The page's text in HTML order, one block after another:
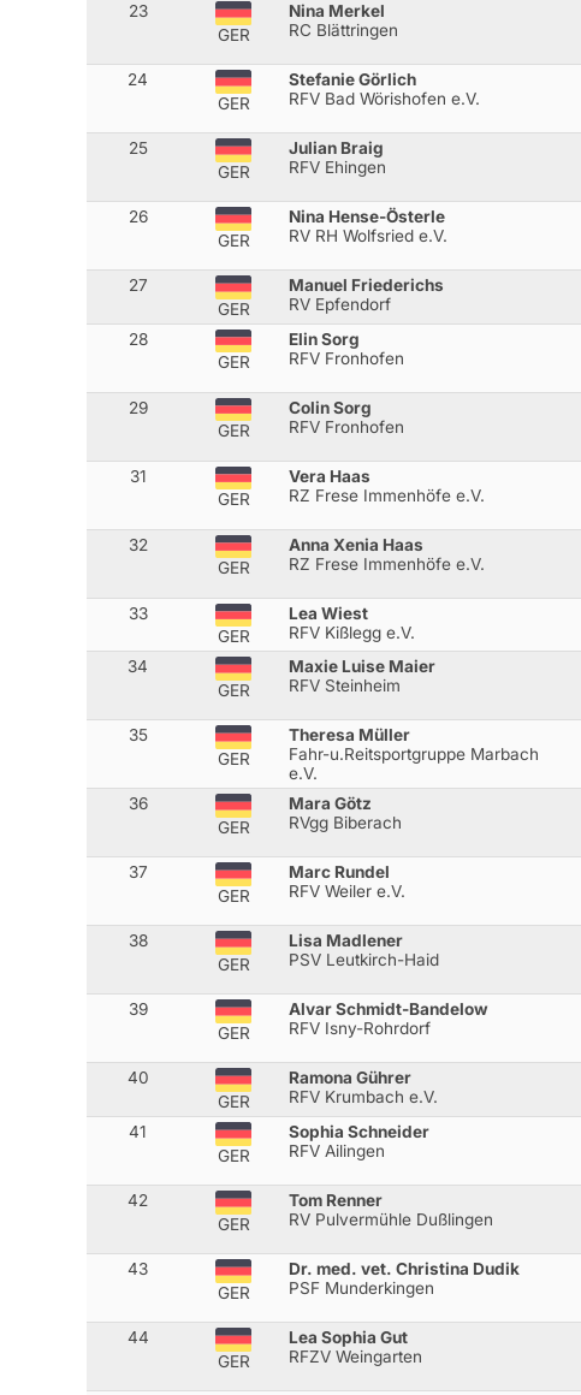
23
GER
Nina Merkel
RC Blättringen
24
GER
Stefanie Görlich
RFV Bad Wörishofen e.V.
25
GER
Julian Braig
RFV Ehingen
26
GER
Nina Hense-Österle
RV RH Wolfsried e.V.
27
GER
Manuel Friederichs
RV Epfendorf
28
GER
Elin Sorg
RFV Fronhofen
29
GER
Colin Sorg
RFV Fronhofen
31
GER
Vera Haas
RZ Frese Immenhöfe e.V.
32
GER
Anna Xenia Haas
RZ Frese Immenhöfe e.V.
33
GER
Lea Wiest
RFV Kißlegg e.V.
34
GER
Maxie Luise Maier
RFV Steinheim
35
GER
Theresa Müller
Fahr-u.Reitsportgruppe Marbach
e.V.
36
GER
Mara Götz
RVgg Biberach
37
GER
Marc Rundel
RFV Weiler e.V.
38
GER
Lisa Madlener
PSV Leutkirch-Haid
39
GER
Alvar Schmidt-Bandelow
RFV Isny-Rohrdorf
40
GER
Ramona Gührer
RFV Krumbach e.V.
41
GER
Sophia Schneider
RFV Ailingen
42
GER
Tom Renner
RV Pulvermühle Dußlingen
43
GER
Dr. med. vet. Christina Dudik
PSF Munderkingen
44
GER
Lea Sophia Gut
RFZV Weingarten